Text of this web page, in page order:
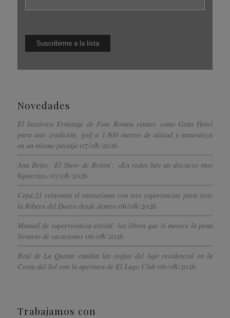
Novedades
El histórico Ermitage de Font Romeu renace como Gran Hotel
para unir tradición, golf a 1.800 metros de altitud y naturaleza
en un mismo paisaje 07/08/2026
Ana Brito, ‘El Show de Briten’: «En redes hay un discurso muy
hipócrita» 07/08/2026
Cepa 21 reinventa el enoturismo con tres experiencias para vivir
la Ribera del Duero desde dentro 06/08/2026
Manual de supervivencia estival: los libros que sí merece la pena
llevarse de vacaciones 06/08/2026
Real de La Quinta cambia las reglas del lujo residencial en la
Costa del Sol con la apertura de El Lago Club 06/08/2026
Trabajamos con